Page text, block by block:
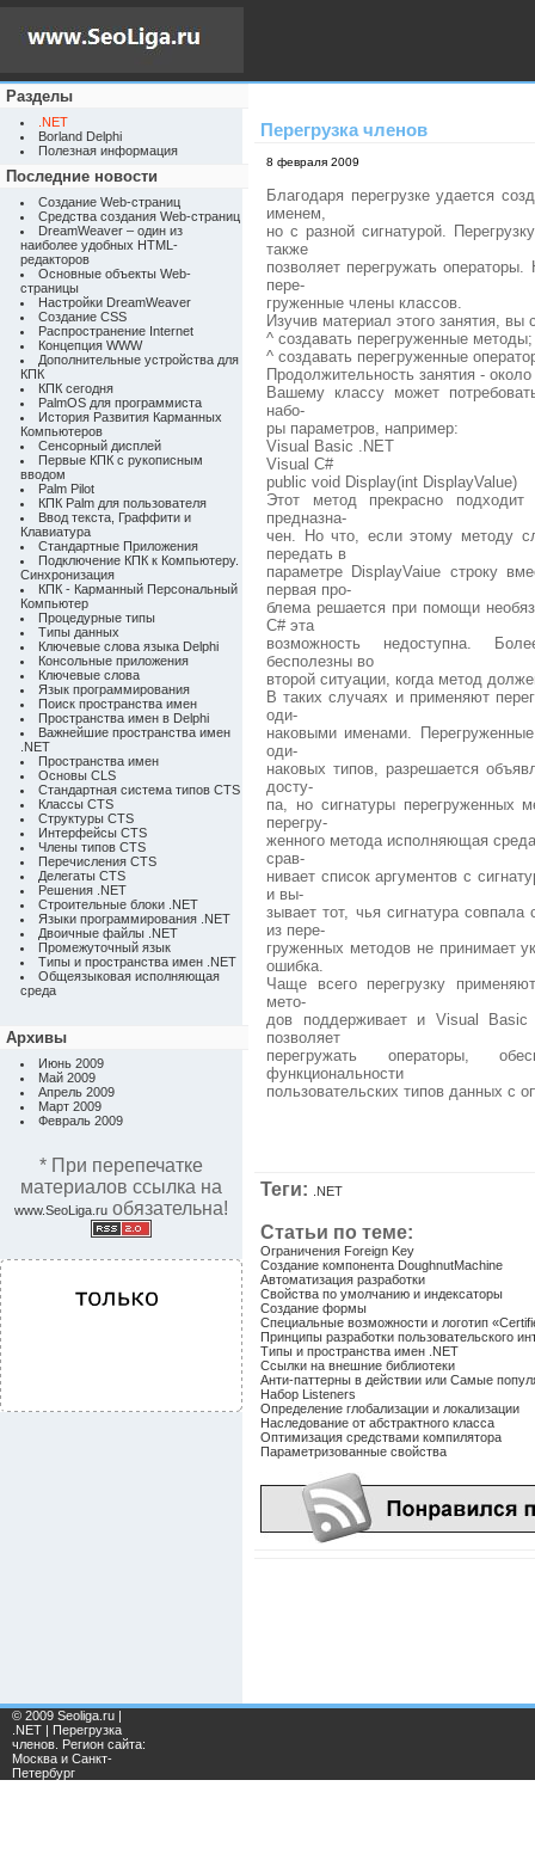
Разделы
.NET
Borland Delphi
Полезная информация
Последние новости
Создание Web-страниц
Средства создания Web-страниц
DreamWeaver – один из
наиболее удобных HTML-
редакторов
Основные объекты Web-
страницы
Настройки DreamWeaver
Создание CSS
Распространение Internet
Концепция WWW
Дополнительные устройства для
КПК
КПК сегодня
PalmOS для программиста
История Развития Карманных
Компьютеров
Сенсорный дисплей
Первые КПК с рукописным
вводом
Palm Pilot
КПК Palm для пользователя
Ввод текста, Граффити и
Клавиатура
Стандартные Приложения
Подключение КПК к Компьютеру.
Синхронизация
КПК - Карманный Персональный
Компьютер
Процедурные типы
Типы данных
Ключевые слова языка Delphi
Консольные приложения
Ключевые слова
Язык программирования
Поиск пространства имен
Пространства имен в Delphi
Важнейшие пространства имен
.NET
Пространства имен
Основы CLS
Стандартная система типов CTS
Классы CTS
Структуры CTS
Интерфейсы CTS
Члены типов CTS
Перечисления CTS
Делегаты CTS
Решения .NET
Строительные блоки .NET
Языки программирования .NET
Двоичные файлы .NET
Промежуточный язык
Типы и пространства имен .NET
Общеязыковая исполняющая
среда
Архивы
Июнь 2009
Май 2009
Апрель 2009
Март 2009
Февраль 2009
* При перепечатке
материалов ссылка на
www.SeoLiga.ru обязательна!
Перегрузка членов
8 февраля 2009
Благодаря перегрузке удается
именем,
но с разной сигнатурой.
также
позволяет перегружать
пере-
груженные члены классов.
Изучив материал этого занятия, вы
^ создавать перегруженные методы;
^ создавать перегруженные
Продолжительность занятия -
Вашему классу может
набо-
ры параметров, например:
Visual Basic .NET
Visual C#
public void Display(int DisplayValue)
Этот метод прекрасно
предназна-
чен. Но что, если этому методу
передать в
параметре DisplayVaiue строку
первая про-
блема решается при помощи
С# эта
возможность недоступна.
бесполезны во
второй ситуации, когда метод
В таких случаях и применяют
оди-
наковыми именами.
оди-
наковых типов, разрешается
досту-
па, но сигнатуры перегруженных
перегру-
женного метода исполняющая
срав-
нивает список аргументов с
и вы-
зывает тот, чья сигнатура
из пере-
груженных методов не принимает
ошибка.
Чаще всего перегрузку
мето-
дов поддерживает и Visual
позволяет
перегружать операторы,
функциональности
пользовательских типов данных с
Теги: .NET
Статьи по теме:
Ограничения Foreign Key
Создание компонента DoughnutMachine
Автоматизация разработки
Свойства по умолчанию и индексаторы
Создание формы
Специальные возможности и логотип
Принципы разработки пользовательского
Типы и пространства имен .NET
Ссылки на внешние библиотеки
Анти-паттерны в действии или Самые
Набор Listeners
Определение глобализации и локализации
Наследование от абстрактного класса
Оптимизация средствами компилятора
Параметризованные свойства
© 2009 Seoliga.ru |
.NET | Перегрузка
членов. Регион сайта:
Москва и Санкт-
Петербург